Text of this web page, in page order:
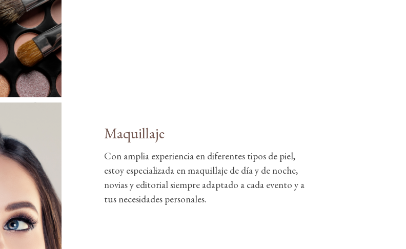
Maquillaje
Con amplia experiencia en diferentes tipos de piel,
estoy especializada en maquillaje de día y de noche,
novias y editorial siempre adaptado a cada evento y a
tus necesidades personales.